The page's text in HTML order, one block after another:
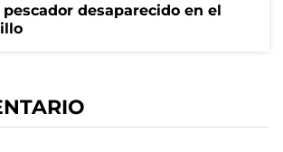
desaparecido en el